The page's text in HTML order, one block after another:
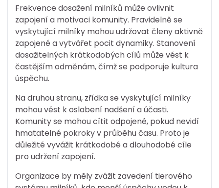
Frekvence dosažení milníků může ovlivnit
zapojení a motivaci komunity. Pravidelně se
vyskytující milníky mohou udržovat členy aktivně
zapojené a vytvářet pocit dynamiky. Stanovení
dosažitelných krátkodobých cílů může vést k
častějším odměnám, čímž se podporuje kultura
úspěchu.
Na druhou stranu, zřídka se vyskytující milníky
mohou vést k oslabení nadšení a účasti.
Komunity se mohou cítit odpojené, pokud nevidí
hmatatelné pokroky v průběhu času. Proto je
důležité vyvážit krátkodobé a dlouhodobé cíle
pro udržení zapojení.
Organizace by měly zvážit zavedení tierového